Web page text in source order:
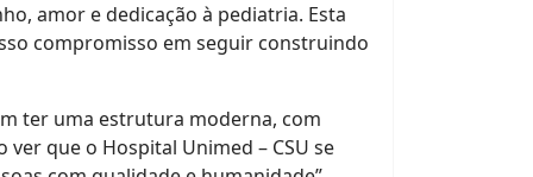
amor e dedicação à pediatria. Esta
compromisso em seguir construindo
ter uma estrutura moderna, com
que o Hospital Unimed – CSU se